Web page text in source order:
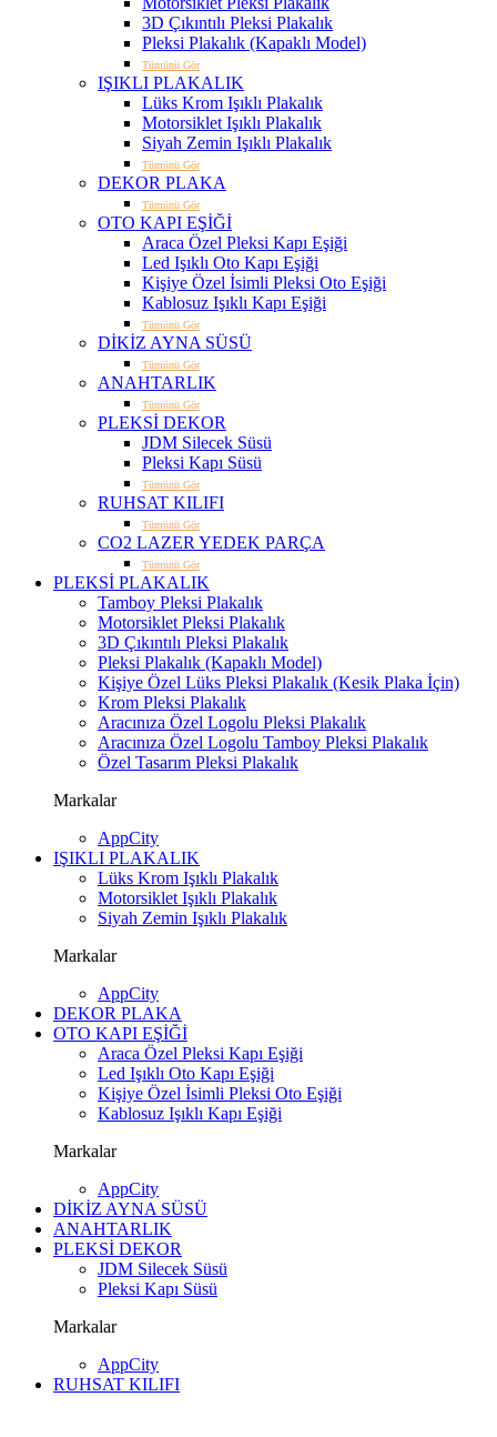
3D Çıkıntılı Pleksi Plakalık
Pleksi Plakalık (Kapaklı Model)
Tümünü Gör
IŞIKLI PLAKALIK
Lüks Krom Işıklı Plakalık
Motorsiklet Işıklı Plakalık
Siyah Zemin Işıklı Plakalık
Tümünü Gör
DEKOR PLAKA
Tümünü Gör
OTO KAPI EŞİĞİ
Araca Özel Pleksi Kapı Eşiği
Led Işıklı Oto Kapı Eşiği
Kişiye Özel İsimli Pleksi Oto Eşiği
Kablosuz Işıklı Kapı Eşiği
Tümünü Gör
DİKİZ AYNA SÜSÜ
Tümünü Gör
ANAHTARLIK
Tümünü Gör
PLEKSİ DEKOR
JDM Silecek Süsü
Pleksi Kapı Süsü
Tümünü Gör
RUHSAT KILIFI
Tümünü Gör
CO2 LAZER YEDEK PARÇA
Tümünü Gör
PLEKSİ PLAKALIK
Tamboy Pleksi Plakalık
Motorsiklet Pleksi Plakalık
3D Çıkıntılı Pleksi Plakalık
Pleksi Plakalık (Kapaklı Model)
Kişiye Özel Lüks Pleksi Plakalık (Kesik Plaka İçin)
Krom Pleksi Plakalık
Aracınıza Özel Logolu Pleksi Plakalık
Aracınıza Özel Logolu Tamboy Pleksi Plakalık
Özel Tasarım Pleksi Plakalık
Markalar
AppCity
IŞIKLI PLAKALIK
Lüks Krom Işıklı Plakalık
Motorsiklet Işıklı Plakalık
Siyah Zemin Işıklı Plakalık
Markalar
AppCity
DEKOR PLAKA
OTO KAPI EŞİĞİ
Araca Özel Pleksi Kapı Eşiği
Led Işıklı Oto Kapı Eşiği
Kişiye Özel İsimli Pleksi Oto Eşiği
Kablosuz Işıklı Kapı Eşiği
Markalar
AppCity
DİKİZ AYNA SÜSÜ
ANAHTARLIK
PLEKSİ DEKOR
JDM Silecek Süsü
Pleksi Kapı Süsü
Markalar
AppCity
RUHSAT KILIFI